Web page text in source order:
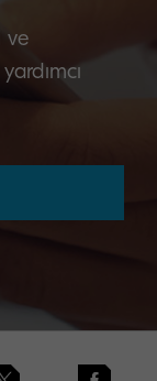
ve